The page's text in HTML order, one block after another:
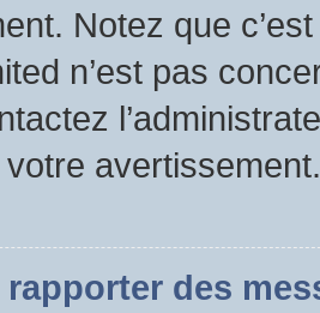
Notez que
n’est pas
avertissement.
des